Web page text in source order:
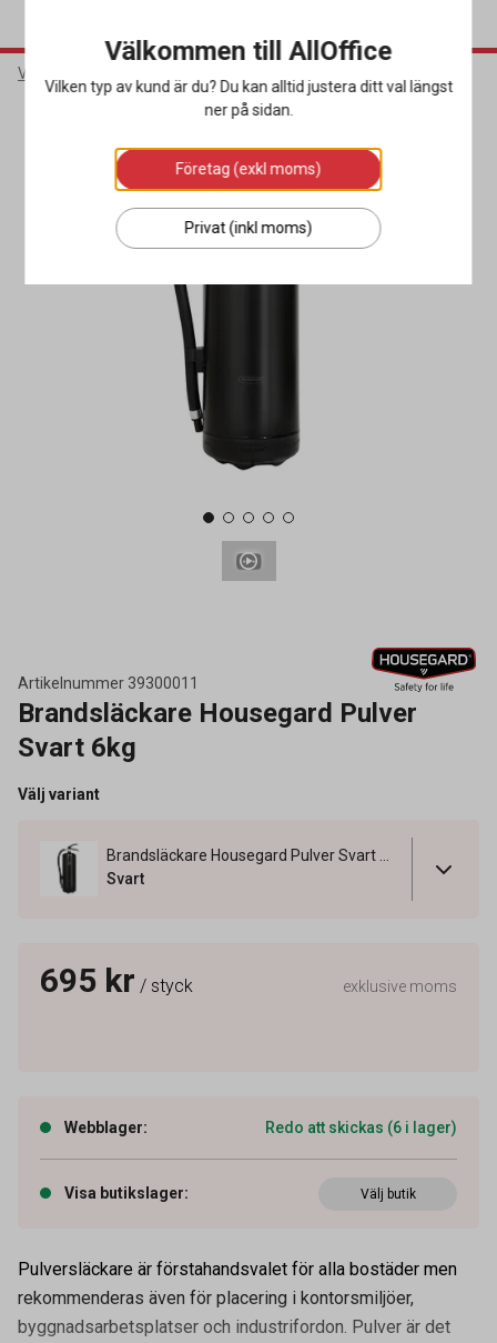
Varumärken
Artikelnummer 39300011
Brandsläckare Housegard Pulver
Svart 6kg
Välj variant
Svart
695 kr / styck exklusive moms
Webblager: Redo att skickas (6 i lager)
Visa butikslager: Välj butik
Pulversläckare är förstahandsvalet för alla bostäder men
rekommenderas även för placering i kontorsmiljöer,
byggnadsarbetsplatser och industrifordon. Pulver är det
Artikelnummer 39300011
Välkommen till AllOffice
Vilken typ av kund är du? Du kan alltid justera ditt val längst
ner på sidan.
Företag (exkl moms)
Privat (inkl moms)